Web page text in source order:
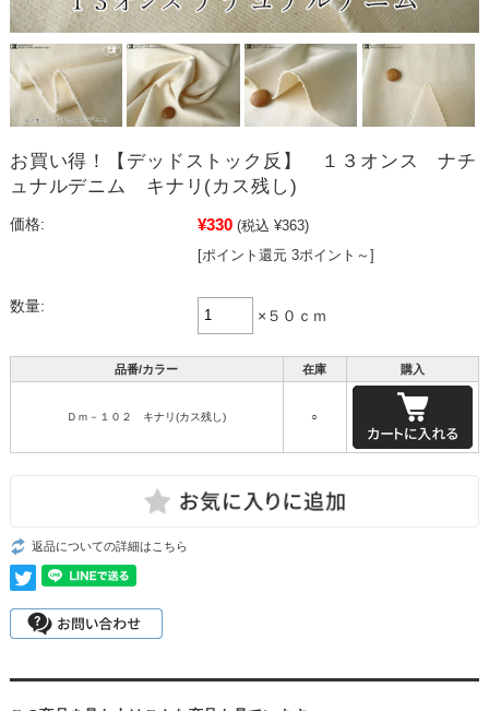
お買い得！【デッドストック反】 １３オンス ナチ
ュナルデニム キナリ(カス残し)
価格: ¥330 (税込 ¥363)
[ポイント還元 3ポイント～]
数量:
×５０ｃｍ
品番/カラー 在庫 購入
Ｄｍ－１０２ キナリ(カス残し) ○
返品についての詳細はこちら